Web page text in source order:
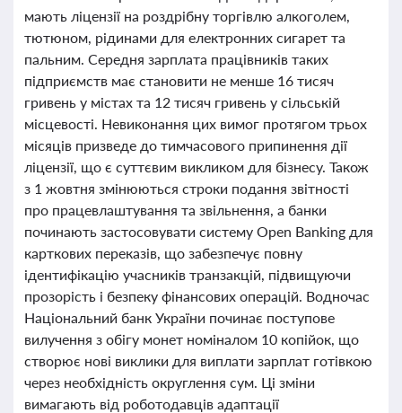
мають ліцензії на роздрібну торгівлю алкоголем,
тютюном, рідинами для електронних сигарет та
пальним. Середня зарплата працівників таких
підприємств має становити не менше 16 тисяч
гривень у містах та 12 тисяч гривень у сільській
місцевості. Невиконання цих вимог протягом трьох
місяців призведе до тимчасового припинення дії
ліцензії, що є суттєвим викликом для бізнесу. Також
з 1 жовтня змінюються строки подання звітності
про працевлаштування та звільнення, а банки
починають застосовувати систему Open Banking для
карткових переказів, що забезпечує повну
ідентифікацію учасників транзакцій, підвищуючи
прозорість і безпеку фінансових операцій. Водночас
Національний банк України починає поступове
вилучення з обігу монет номіналом 10 копійок, що
створює нові виклики для виплати зарплат готівкою
через необхідність округлення сум. Ці зміни
вимагають від роботодавців адаптації